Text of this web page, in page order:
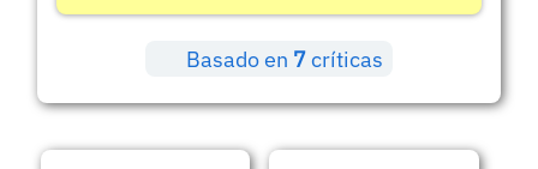
Basado en 7críticas